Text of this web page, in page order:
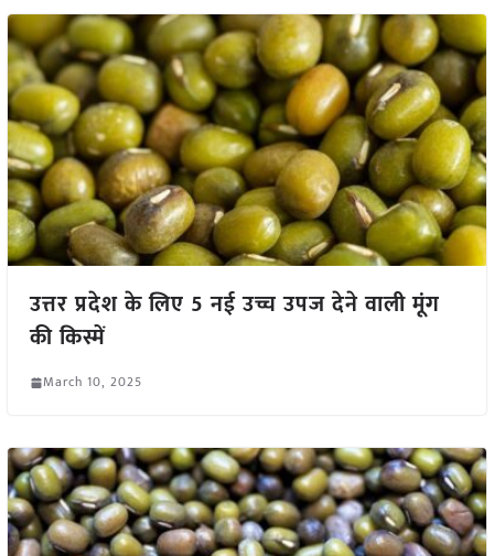
उत्तर प्रदेश के लिए 5 नई उच्च उपज देने वाली मूंग
की किस्में
March 10, 2025